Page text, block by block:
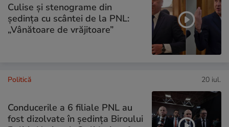
Culise și stenograme din
ședința cu scântei de la PNL:
„Vânătoare de vrăjitoare”
Politică 20 iul.
Conducerile a 6 filiale PNL au
fost dizolvate în ședința Biroului